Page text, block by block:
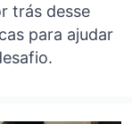
trás desse
para ajudar